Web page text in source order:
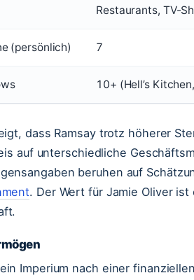
Restaurants, TV-
(persönlich) 7
10+ (Hell’s
dass Ramsay trotz höherer
auf unterschiedliche
beruhen auf
. Der Wert für Jamie Oliver
Imperium nach einer